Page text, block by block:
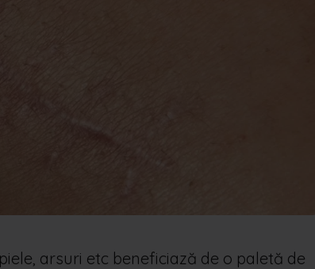
arsuri etc beneficiază de o paletă de